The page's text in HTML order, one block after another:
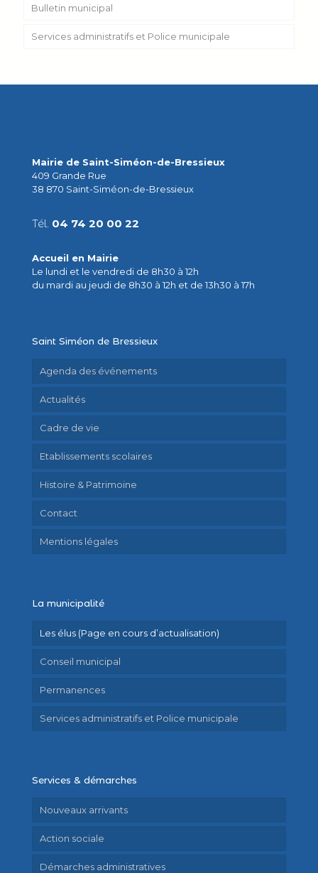
Bulletin municipal
Services administratifs et Police municipale
Mairie de Saint-Siméon-de-Bressieux
409 Grande Rue
38 870 Saint-Siméon-de-Bressieux
Tél. 04 74 20 00 22
Accueil en Mairie
Le lundi et le vendredi de 8h30 à 12h
du mardi au jeudi de 8h30 à 12h et de 13h30 à 17h
Saint Siméon de Bressieux
Agenda des événements
Actualités
Cadre de vie
Etablissements scolaires
Histoire & Patrimoine
Contact
Mentions légales
La municipalité
Les élus (Page en cours d’actualisation)
Conseil municipal
Permanences
Services administratifs et Police municipale
Services & démarches
Nouveaux arrivants
Action sociale
Démarches administratives